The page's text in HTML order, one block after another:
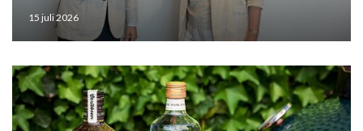
15 juli 2026